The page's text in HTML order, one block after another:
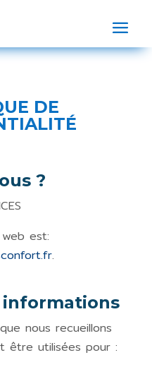
DE
?
est:
.
nous recueillons
être utilisées pour :